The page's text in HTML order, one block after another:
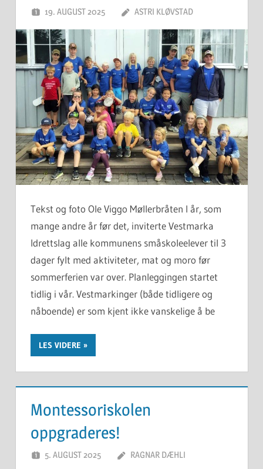
19. AUGUST 2025 ASTRI KLØVSTAD
Tekst og foto Ole Viggo Møllerbråten I år, som
mange andre år før det, inviterte Vestmarka
Idrettslag alle kommunens småskoleelever til 3
dager fylt med aktiviteter, mat og moro før
sommerferien var over. Planleggingen startet
tidlig i vår. Vestmarkinger (både tidligere og
nåboende) er som kjent ikke vanskelige å be
LES VIDERE
Montessoriskolen
oppgraderes!
5. AUGUST 2025 RAGNAR DÆHLI